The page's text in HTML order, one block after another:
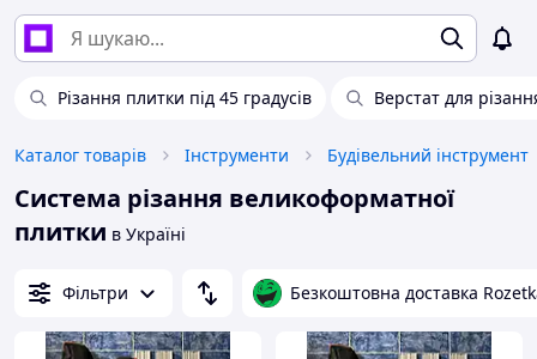
Різання плитки під 45 градусів Верстат для
Каталог товарів Інструменти Будівельний інструмент
Система різання великоформатної
плитки в Україні
Фільтри Безкоштовна доставка